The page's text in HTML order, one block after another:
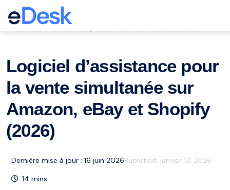
eCommerce Support Central
Logiciel d’assistance pour
la vente simultanée sur
Amazon, eBay et Shopify
(2026)
Dernière mise à jour : 16 juin 2026Published: janvier 13, 2026
14 mins